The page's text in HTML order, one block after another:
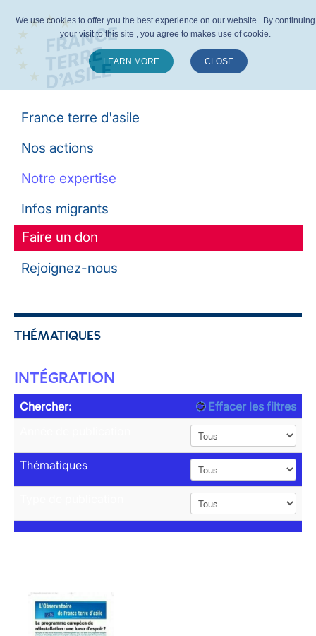
France terre d'asile
Nos actions
Notre expertise
Infos migrants
Faire un don
Rejoignez-nous
THÉMATIQUES
INTÉGRATION
Chercher:
Effacer les filtres
Thématiques
We use cookies to offer you the best experience on our website . By continuing
your visit to this site , you agree to makes use of cookie.
LEARN MORE CLOSE